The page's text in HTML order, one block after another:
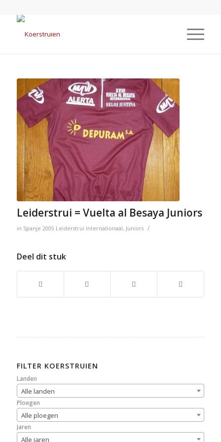
Leiderstrui = Vuelta al Besaya Juniors
in Spanje 2005 Leiderstrui Internationaal, Juniors /
Deel dit stuk
FILTER KOERSTRUIEN
Landen
Alle landen
Ploegen
Alle ploegen
Jaren
Alle jaren